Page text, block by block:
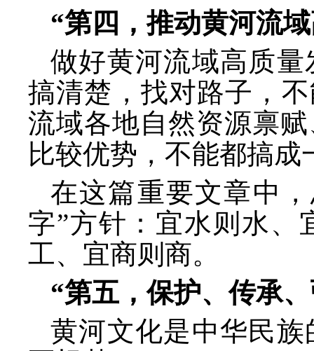
“第四，推动黄河流
做好黄河流域高质
搞清楚，找对路子，
流域各地自然资源禀
比较优势，不能都搞成
在这篇重要文章中
字”方针：宜水则水、
工、宜商则商。
“第五，保护、传承
黄河文化是中华民